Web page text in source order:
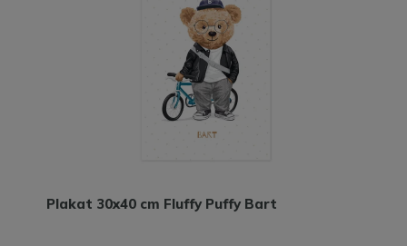
Plakat 30x40 cm Fluffy Puffy Bart